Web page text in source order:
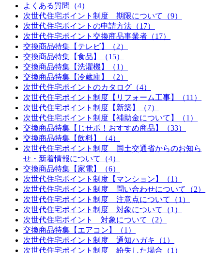
よくある質問（4）
次世代住宅ポイント制度 期限について（9）
次世代住宅ポイントの申請方法（17）
次世代住宅ポイント交換商品事業者（17）
交換商品特集【テレビ】（2）
交換商品特集【食品】（15）
交換商品特集【洗濯機】（1）
交換商品特集【冷蔵庫】（2）
次世代住宅ポイントのカタログ（4）
次世代住宅ポイント制度【リフォーム工事】（11）
次世代住宅ポイント制度【新築】（7）
次世代住宅ポイント制度【補助金について】（1）
交換商品特集【じせポ！おすすめ商品】（33）
交換商品特集【飲料】（4）
次世代住宅ポイント制度 国土交通省からのお知ら
せ・新着情報について（4）
交換商品特集【家電】（6）
次世代住宅ポイント制度【マンション】（1）
次世代住宅ポイント制度 問い合わせについて（2）
次世代住宅ポイント制度 注意点について（1）
次世代住宅ポイント制度 対象について（1）
次世代住宅ポイント 対象について（2）
交換商品特集【エアコン】（1）
次世代住宅ポイント制度 通知ハガキ（1）
次世代住宅ポイント制度 紛失した場合（1）